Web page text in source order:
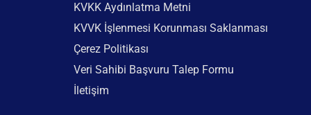
KVKK Aydınlatma Metni
KVVK İşlenmesi Korunması Saklanması
Çerez Politikası
Veri Sahibi Başvuru Talep Formu
İletişim